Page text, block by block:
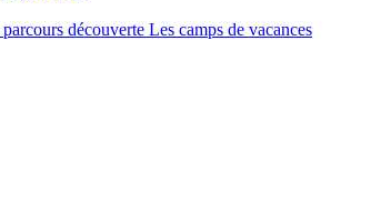
découverte Les camps de vacances